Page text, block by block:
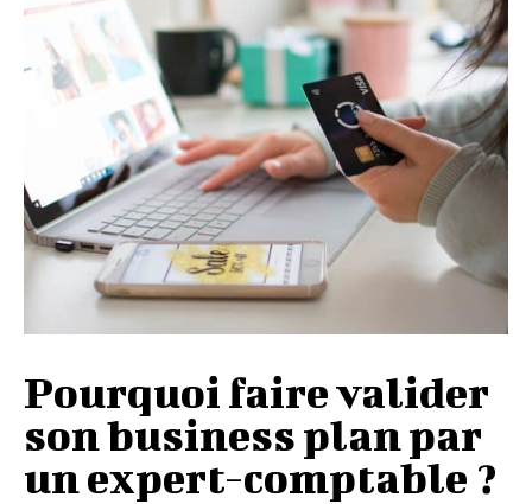
Pourquoi faire valider
son business plan par
un expert-comptable ?